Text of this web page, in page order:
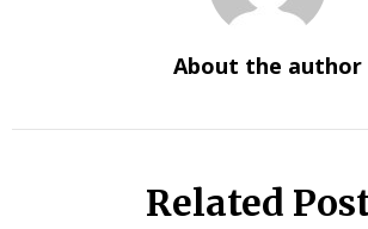
About the author
Related